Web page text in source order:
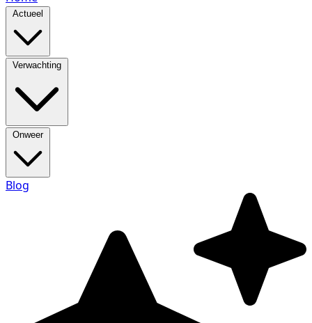
Actueel
Verwachting
Onweer
Blog